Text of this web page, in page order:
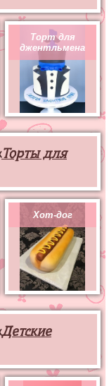
Торт для
джентльмена
Торты для
Хот-дог
Детские